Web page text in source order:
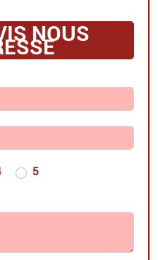
NOUS
5